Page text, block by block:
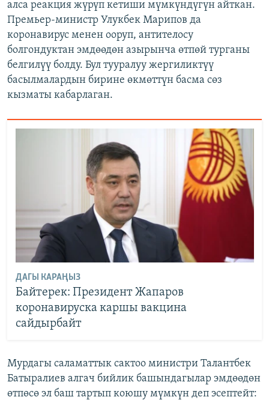
алса реакция жүрүп кетиши мүмкүндүгүн айткан.
Премьер-министр Улукбек Марипов да
коронавирус менен ооруп, антителосу
болгондуктан эмдөөдөн азырынча өтпөй турганы
белгилүү болду. Бул тууралуу жергиликтүү
басылмалардын бирине өкмөттүн басма сөз
кызматы кабарлаган.
ДАГЫ КАРАҢЫЗ
Байтерек: Президент Жапаров
коронавируска каршы вакцина
сайдырбайт
Мурдагы саламаттык сактоо министри Талантбек
Батыралиев алгач бийлик башындагылар эмдөөдөн
өтпөсө эл баш тартып коюшу мүмкүн деп эсептейт: